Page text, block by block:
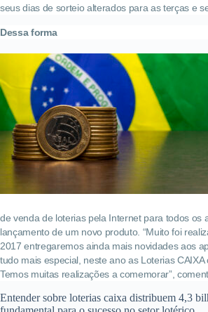
seus dias de sorteio alterados para as terças e
Dessa forma
de venda de loterias pela Internet para todos os
lançamento de um novo produto. “Muito foi
2017 entregaremos ainda mais novidades aos
tudo mais especial, neste ano as Loterias CAIXA
Temos muitas realizações a comemorar”,
Entender sobre loterias caixa distribuem 4,3